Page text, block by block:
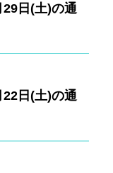
日(土)の通
日(土)の通